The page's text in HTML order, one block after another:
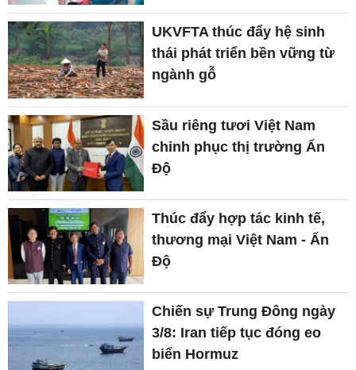
UKVFTA thúc đẩy hệ sinh
thái phát triển bền vững từ
ngành gỗ
Sầu riêng tươi Việt Nam
chinh phục thị trường Ấn
Độ
Thúc đẩy hợp tác kinh tế,
thương mại Việt Nam - Ấn
Độ
Chiến sự Trung Đông ngày
3/8: Iran tiếp tục đóng eo
biển Hormuz